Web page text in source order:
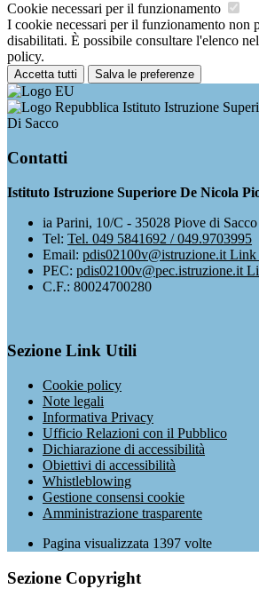
Cookie necessari per il funzionamento
I cookie necessari per il funzionamento non
disabilitati. È possibile consultare l'elenco
policy.
Accetta tutti Salva le preferenze
Istituto Istruzione
Di Sacco
Contatti
Istituto Istruzione Superiore De Nicola
ia Parini, 10/C - 35028 Piove di
Tel: Tel. 049 5841692 / 049.9703995
Email: pdis02100v@istruzione.it Link
PEC: pdis02100v@pec.istruzione.it
C.F.: 80024700280
Sezione Link Utili
Cookie policy
Note legali
Informativa Privacy
Ufficio Relazioni con il Pubblico
Dichiarazione di accessibilità
Obiettivi di accessibilità
Whistleblowing
Gestione consensi cookie
Amministrazione trasparente
Pagina visualizzata 1397 volte
Sezione Copyright